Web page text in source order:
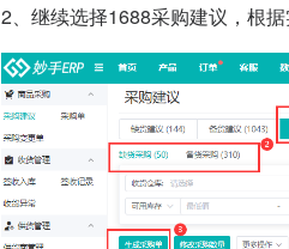
2、继续选择1688采购建议，根